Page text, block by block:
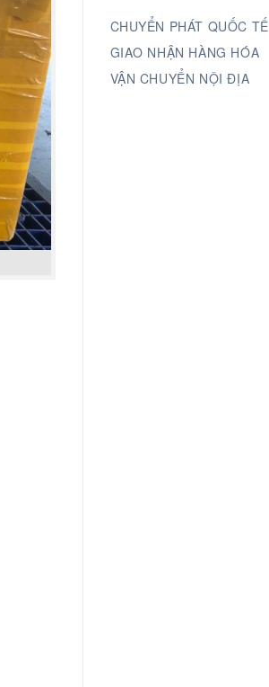
CHUYỂN PHÁT QUỐC TẾ
GIAO NHẬN HÀNG HÓA
VẬN CHUYỂN NỘI ĐỊA